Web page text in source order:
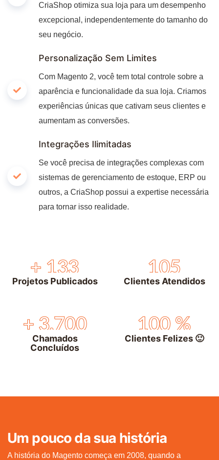
CriaShop otimiza sua loja para um desempenho
excepcional, independentemente do tamanho do
seu negócio.
Personalização Sem Limites
Com Magento 2, você tem total controle sobre a
aparência e funcionalidade da sua loja. Criamos
experiências únicas que cativam seus clientes e
aumentam as conversões.
Integrações Ilimitadas
Se você precisa de integrações complexas com
sistemas de gerenciamento de estoque, ERP ou
outros, a CriaShop possui a expertise necessária
para tornar isso realidade.
+ 133
Projetos Publicados
105
Clientes Atendidos
+ 3,700
Chamados
Concluídos
100 %
Clientes Felizes 🙂
Um pouco da sua história
A história do Magento começa em 2008, quando a